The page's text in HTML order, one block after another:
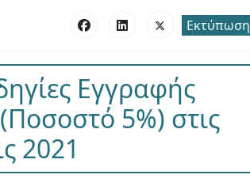
Εκτύπωση
Εγγραφής
5%) στις
2021